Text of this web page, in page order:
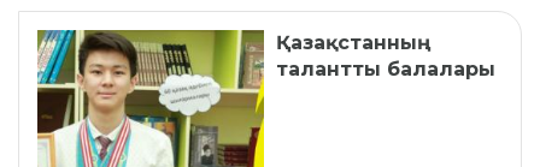
Қазақстанның
талантты балалары